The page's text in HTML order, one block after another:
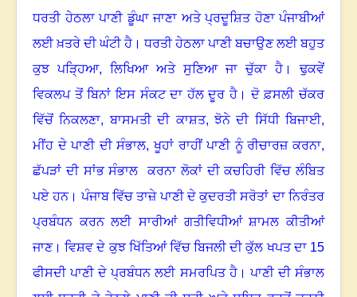
ਧਰਤੀ ਹੇਠਲਾ ਪਾਣੀ ਡੂੰਘਾ ਜਾਣਾ ਅਤੇ ਪ੍ਰਦੂਸ਼ਿਤ ਹੋਣਾ ਪੰਜਾਬੀਆਂ
ਲਈ ਖ਼ਤਰੇ ਦੀ ਘੰਟੀ ਹੈ ।ਧਰਤੀ ਹੇਠਲਾ ਪਾਣੀ ਬਚਾਉਣ ਲਈ ਬਹੁਤ
ਕੁਝ ਪੜ੍ਹਿਆ, ਲਿਖਿਆ ਅਤੇ ਸੁਣਿਆ ਜਾ ਚੁੱਕਾ ਹੈ ।
ਢੁਕਵੇਂ
ਵਿਕਲਪ ਤੋਂ ਬਿਨਾਂ ਇਸ ਸੰਕਟ ਦਾ ਹੱਲ ਦੂਰ ਹੈ ।ਦੋ ਫ਼ਸਲੀ ਚੱਕਰ
ਵਿੱਚੋਂ ਨਿਕਲਣਾ,ਬਾਸਮਤੀ ਦੀ ਕਾਸ਼ਤ, ਝੋਨੇ ਦੀ ਸਿੱਧੀ ਬਿਜਾਈ,
ਮੀਂਹ ਦੇ ਪਾਣੀ ਦੀ ਸੰਭਾਲ,ਖੂਹਾਂ ਰਾਹੀਂ ਪਾਣੀ ਨੂੰ ਰੀਚਾਰਜ਼ ਕਰਨਾ,
ਛੱਪੜਾਂ ਦੀ ਸਾਂਭ ਸੰਭਾਲ ਕਰਨਾ ਲੋਕਾਂ ਦੀ ਕਚਹਿਰੀ ਵਿੱਚ ਲੰਬਿਤ
ਪਏ ਹਨ।ਪੰਜਾਬ ਵਿੱਚ ਤਾਜ਼ੇ ਪਾਣੀ ਦੇ ਕੁਦਰਤੀ ਸਰੋਤਾਂ ਦਾ ਨਿਰੰਤਰ
ਪ੍ਰਬੰਧਨ ਕਰਨ ਲਈ ਸਾਰੀਆਂ ਗਤੀਵਿਧੀਆਂ ਸ਼ਾਮਲ ਕੀਤੀਆਂ
ਜਾਣ।ਵਿਸ਼ਵ ਦੇ ਕੁਝ ਖਿੱਤਿਆਂ ਵਿੱਚ ਬਿਜਲੀ ਦੀ ਕੁੱਲ ਖਪਤ ਦਾ 15
ਫੀਸਦੀ ਪਾਣੀ ਦੇ ਪ੍ਰਬੰਧਨ ਲਈ ਸਮਰਪਿਤ ਹੈ।ਪਾਣੀ ਦੀ ਸੰਭਾਲ